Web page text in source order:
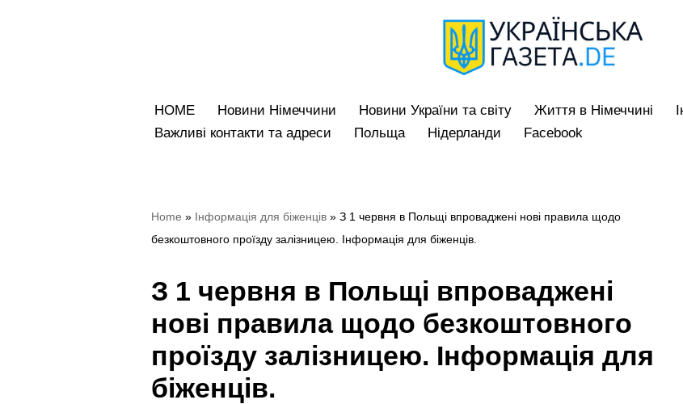
HOME
Новини Німеччини Hовини України та світу Життя в Німеччині
Bажливі контакти та адреси
Польща Нідерланди Facebook
Home » Iнформація для біженців » З 1 червня в Польщі впроваджені нові правила щодо
безкоштовного проїзду залізницею. Інформація для біженців.
З 1 червня в Польщі впроваджені
нові правила щодо безкоштовного
проїзду залізницею. Інформація для
біженців.